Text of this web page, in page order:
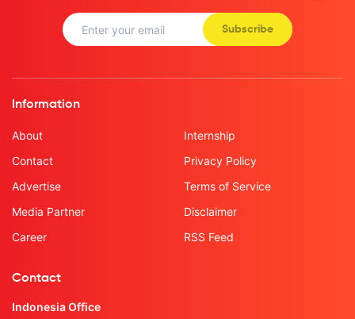
Subscribe
Information
About
Contact
Advertise
Media Partner
Career
Internship
Privacy Policy
Terms of Service
Disclaimer
RSS Feed
Contact
Indonesia Office